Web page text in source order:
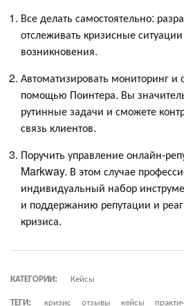
Все делать самостоятельно:
отслеживать кризисные
возникновения.
Автоматизировать мониторинг и
помощью Поинтера. Вы
рутинные задачи и сможете
связь клиентов.
Поручить управление онлайн-
Markway. В этом случае
индивидуальный набор
и поддержанию репутации и
кризиса.
КАТЕГОРИИ:
Кейсы
ТЕГИ:
кризис отзывы кейсы